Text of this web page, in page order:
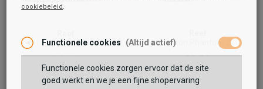
Cushion Phantom 2.0 LE
69,99
Maat:
J-Bay III
Cushion Phantom 2.0
59,99
Toegevoegd aan je winkeltas!
cookiebeleid.
Functionele cookies (Altijd actief)
Functionele cookies zorgen ervoor dat de site
goed werkt en we je een fijne shopervaring